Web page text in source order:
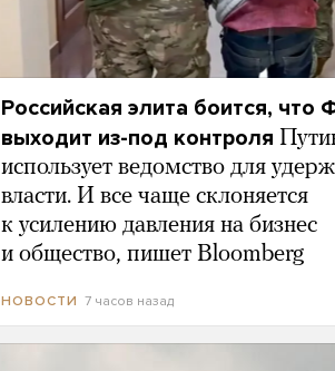
Российская элита боится, что
выходит из-под контроля
использует ведомство для
власти. И все чаще склоняется
к усилению давления на бизнес
и общество, пишет Bloomberg
НОВОСТИ 7 часов назад